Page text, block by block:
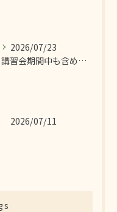
2026/07/23
講習会期間中も含めた7月の営業カレンダーです！
2026/07/11